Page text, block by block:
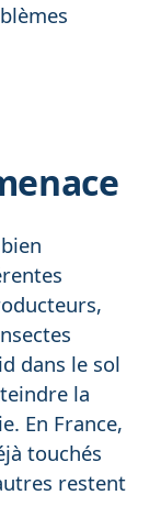
dans le sol
la
En France,
touchés
restent